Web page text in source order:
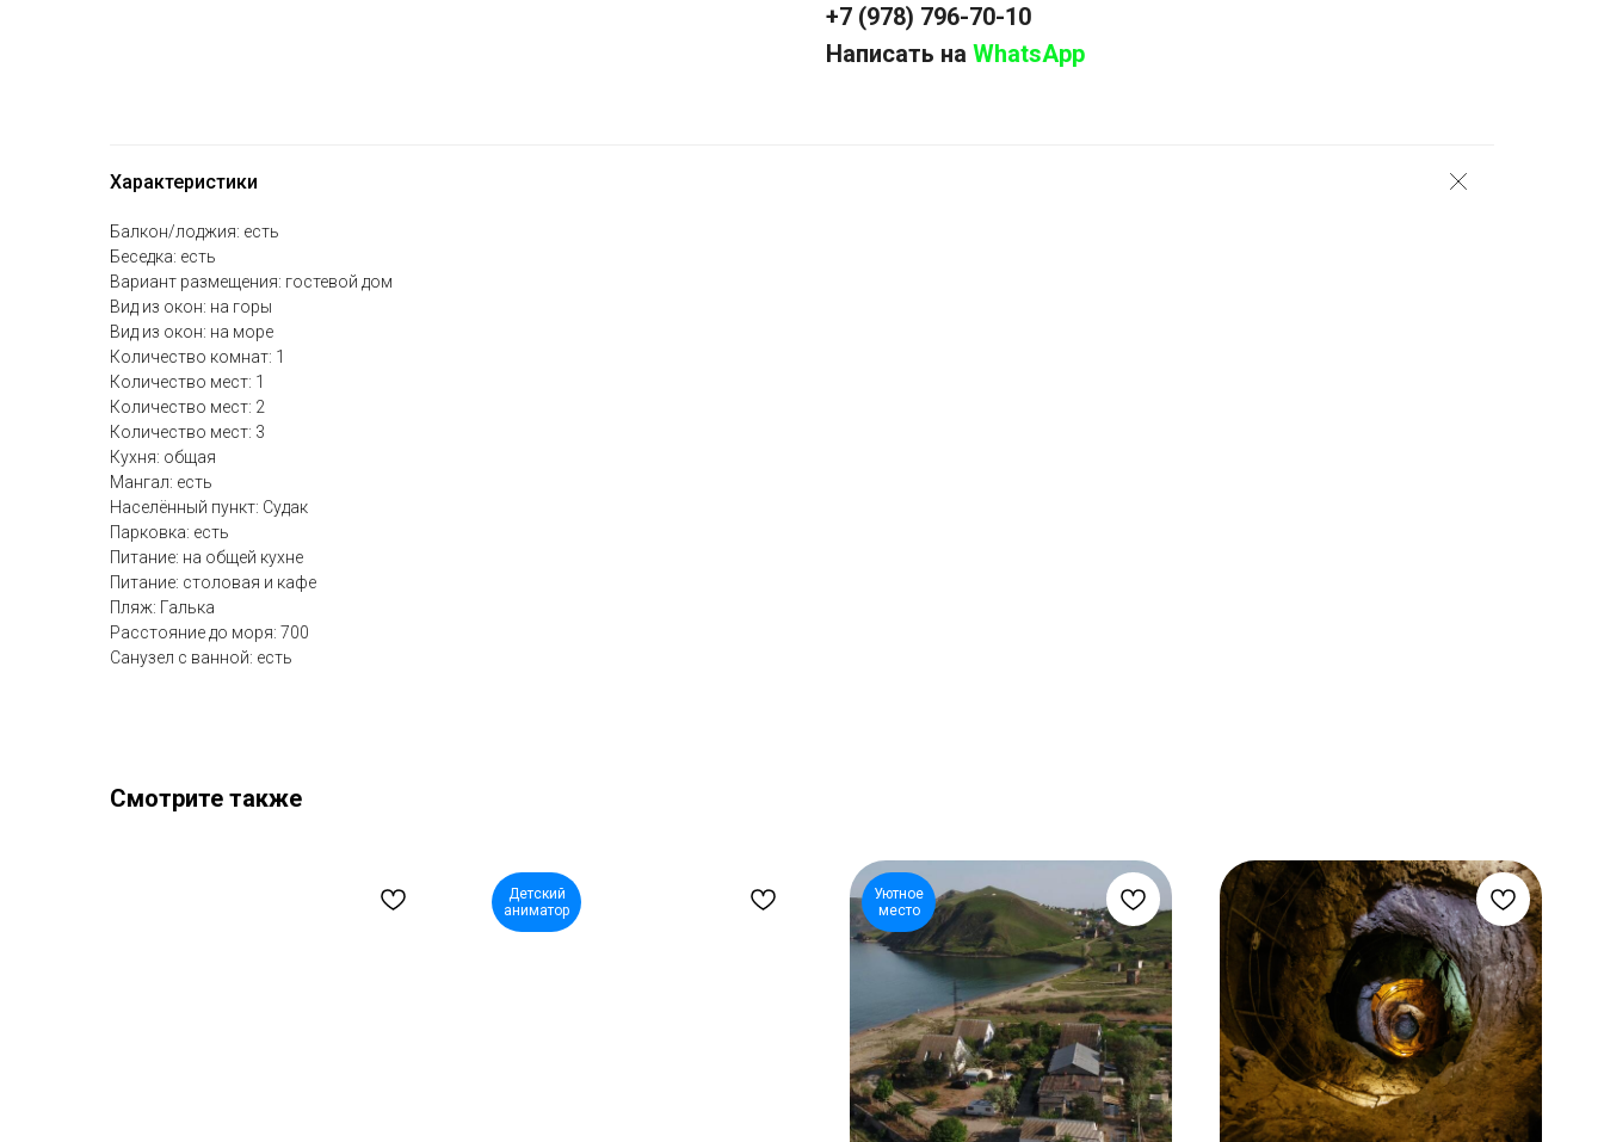
+7 (978) 796-70-10
Написать на WhatsApp
Характеристики
Балкон/лоджия: есть
Беседка: есть
Вариант размещения: гостевой дом
Вид из окон: на горы
Вид из окон: на море
Количество комнат: 1
Количество мест: 1
Количество мест: 2
Количество мест: 3
Кухня: общая
Мангал: есть
Населённый пункт: Судак
Парковка: есть
Питание: на общей кухне
Питание: столовая и кафе
Пляж: Галька
Расстояние до моря: 700
Санузел с ванной: есть
Смотрите также
Детский
аниматор
Уютное
место